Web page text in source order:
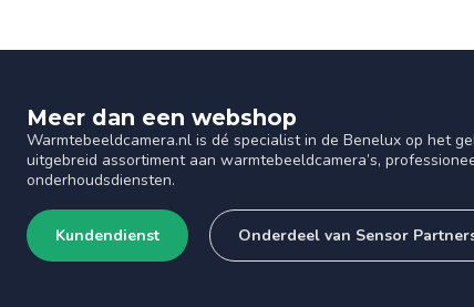
Meer dan een webshop
Warmtebeeldcamera.nl is dé specialist in de Benelux op het
uitgebreid assortiment aan warmtebeeldcamera’s,
onderhoudsdiensten.
Kundendienst Onderdeel van Sensor